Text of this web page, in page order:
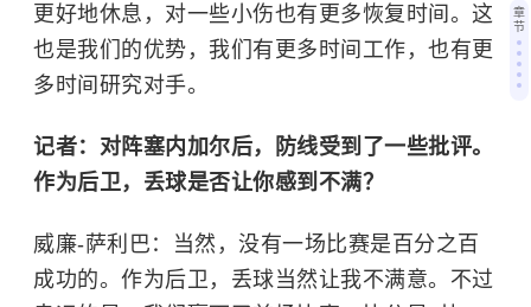
更好地休息，对一些小伤也有更多恢复时间。这
也是我们的优势，我们有更多时间工作，也有更
多时间研究对手。
记者：对阵塞内加尔后，防线受到了一些批评。
作为后卫，丢球是否让你感到不满？
威廉-萨利巴：当然，没有一场比赛是百分之百
成功的。作为后卫，丢球当然让我不满意。不过
章
节